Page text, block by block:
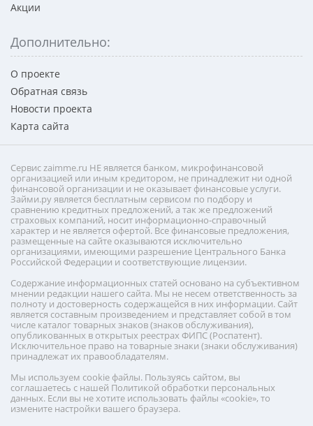
Акции
Дополнительно:
О проекте
Обратная связь
Новости проекта
Карта сайта
Сервис zaimme.ru НЕ является банком, микрофинансовой
организацией или иным кредитором, не принадлежит ни одной
финансовой организации и не оказывает финансовые услуги.
Займи.ру является бесплатным сервисом по подбору и
сравнению кредитных предложений, а так же предложений
страховых компаний, носит информационно-справочный
характер и не является офертой. Все финансовые предложения,
размещенные на сайте оказываются исключительно
организациями, имеющими разрешение Центрального Банка
Российской Федерации и соответствующие лицензии.
Содержание информационных статей основано на субъективном
мнении редакции нашего сайта. Мы не несем ответственность за
полноту и достоверность содержащейся в них информации. Сайт
является составным произведением и представляет собой в том
числе каталог товарных знаков (знаков обслуживания),
опубликованных в открытых реестрах ФИПС (Роспатент).
Исключительное право на товарные знаки (знаки обслуживания)
принадлежат их правообладателям.
Мы используем cookie файлы. Пользуясь сайтом, вы
соглашаетесь с нашей Политикой обработки персональных
данных. Если вы не хотите использовать файлы «cookie», то
измените настройки вашего браузера.